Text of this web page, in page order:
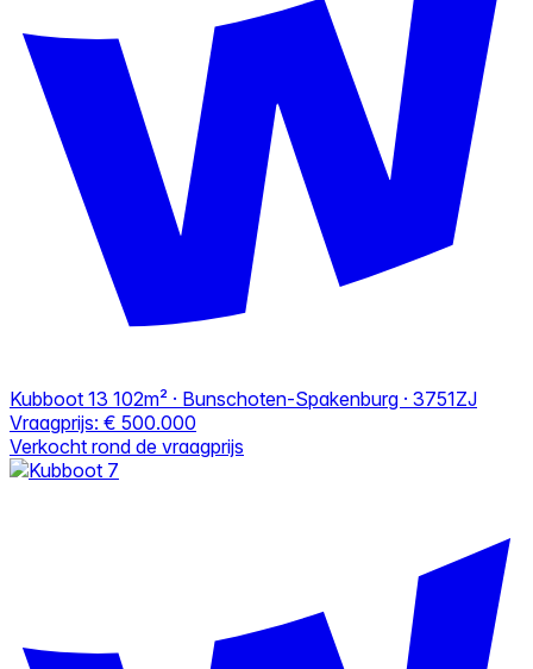
Kubboot 13 102m² · Bunschoten-Spakenburg · 3751ZJ
Vraagprijs: € 500.000
Verkocht rond de vraagprijs